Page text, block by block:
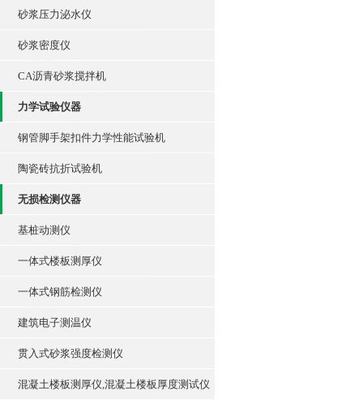
砂浆压力泌水仪
砂浆密度仪
CA沥青砂浆搅拌机
力学试验仪器
钢管脚手架扣件力学性能试验机
陶瓷砖抗折试验机
无损检测仪器
基桩动测仪
一体式楼板测厚仪
一体式钢筋检测仪
建筑电子测温仪
贯入式砂浆强度检测仪
混凝土楼板测厚仪,混凝土楼板厚度测试仪